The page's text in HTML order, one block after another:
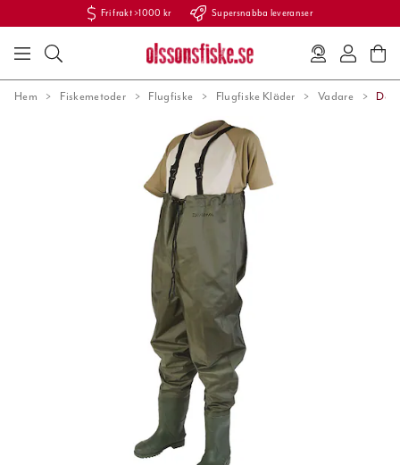
Fri frakt >1000 kr Supersnabba leveranser
Hem Fiskemetoder Flugfiske Flugfiske Kläder Vadare